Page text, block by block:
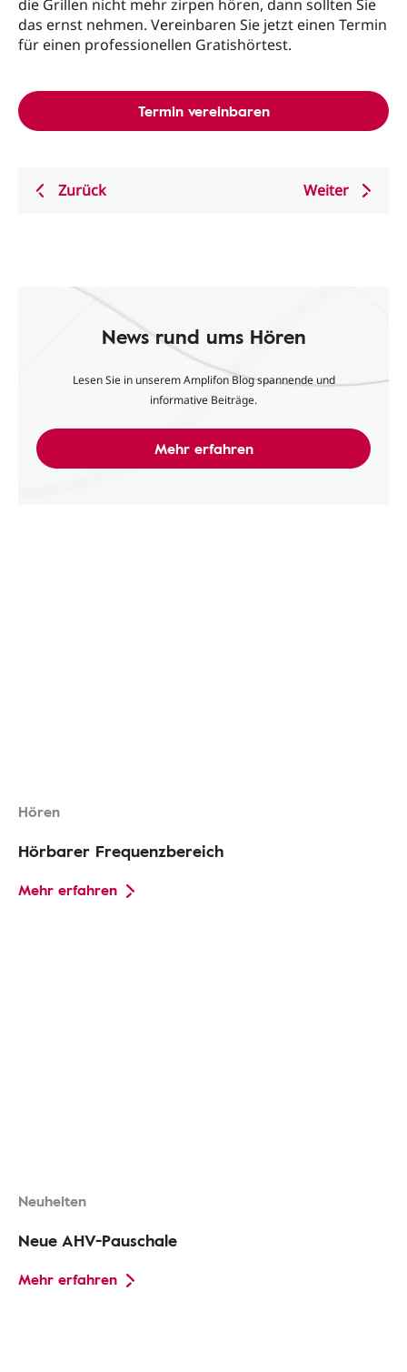
die Grillen nicht mehr zirpen hören, dann sollten Sie
das ernst nehmen. Vereinbaren Sie jetzt einen Termin
für einen professionellen Gratishörtest.
Termin vereinbaren
Zurück Weiter
News rund ums Hören
Lesen Sie in unserem Amplifon Blog spannende und
informative Beiträge.
Mehr erfahren
Hören
Hörbarer Frequenzbereich
Mehr erfahren
Neuheiten
Neue AHV-Pauschale
Mehr erfahren